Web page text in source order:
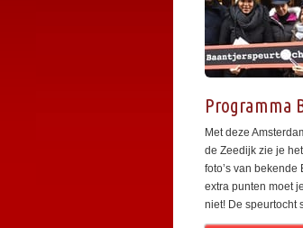
Programma
Met deze
de Zeedijk zie je
foto’s van
extra punten moet
niet! De speurtocht